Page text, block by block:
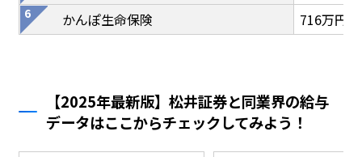
かんぽ生命保険
716万円
【2025年最新版】松井証券と同業界の給与
データはここからチェックしてみよう！